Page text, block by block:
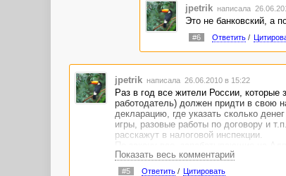
jpetrik написала
Это не банковский, а
#6 Ответить/
jpetrik написала 26.06.2010 в 15:22
Раз в год все жители России, которые
работодатель) должен придти в свою
декларацию, где указать сколько
игры, разовые работы по договору и
расскажут в налоговой инспекции.
платит. А у налоговой пока много
Банки обязаны передавать сведения
Показать весь комментарий
#5 Ответить/ Цитировать